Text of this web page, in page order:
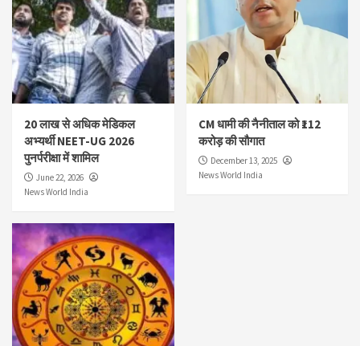
20 लाख से अधिक मेडिकल
अभ्यर्थी NEET-UG 2026
पुनर्परीक्षा में शामिल
June 22, 2026
News World India
CM धामी की नैनीताल को ₹112
करोड़ की सौगात
December 13, 2025
News World India